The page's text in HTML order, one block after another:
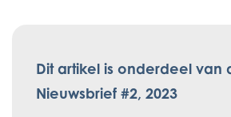
Dit artikel is onderdeel van
Nieuwsbrief #2, 2023